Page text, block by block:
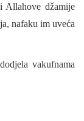
Allahove džamije
nafaku im uveća
vakufnama